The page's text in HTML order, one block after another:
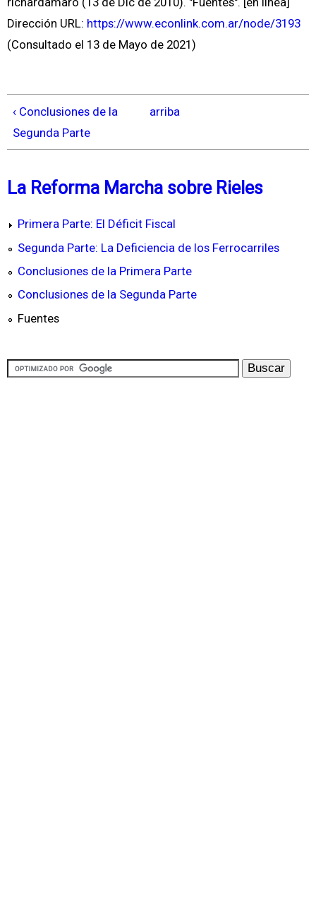
Dirección URL: https://www.econlink.com.ar/node/3193
(Consultado el 13 de Mayo de 2021)
‹ Conclusiones de la
Segunda Parte
arriba
La Reforma Marcha sobre Rieles
Primera Parte: El Déficit Fiscal
Segunda Parte: La Deficiencia de los Ferrocarriles
Conclusiones de la Primera Parte
Conclusiones de la Segunda Parte
Fuentes